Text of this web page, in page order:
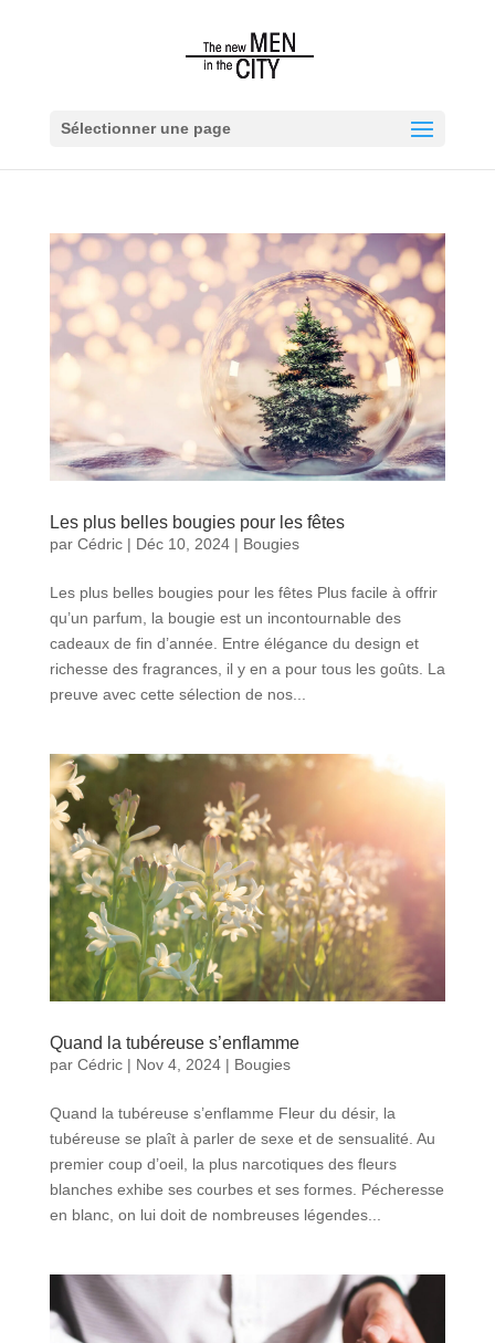
Sélectionner une page
Les plus belles bougies pour les fêtes
par Cédric| Déc 10, 2024| Bougies
Les plus belles bougies pour les fêtes Plus facile à offrir
qu’un parfum, la bougie est un incontournable des
cadeaux de fin d’année. Entre élégance du design et
richesse des fragrances, il y en a pour tous les goûts. La
preuve avec cette sélection de nos...
Quand la tubéreuse s’enflamme
par Cédric| Nov 4, 2024| Bougies
Quand la tubéreuse s’enflamme Fleur du désir, la
tubéreuse se plaît à parler de sexe et de sensualité. Au
premier coup d’oeil, la plus narcotiques des fleurs
blanches exhibe ses courbes et ses formes. Pécheresse
en blanc, on lui doit de nombreuses légendes...